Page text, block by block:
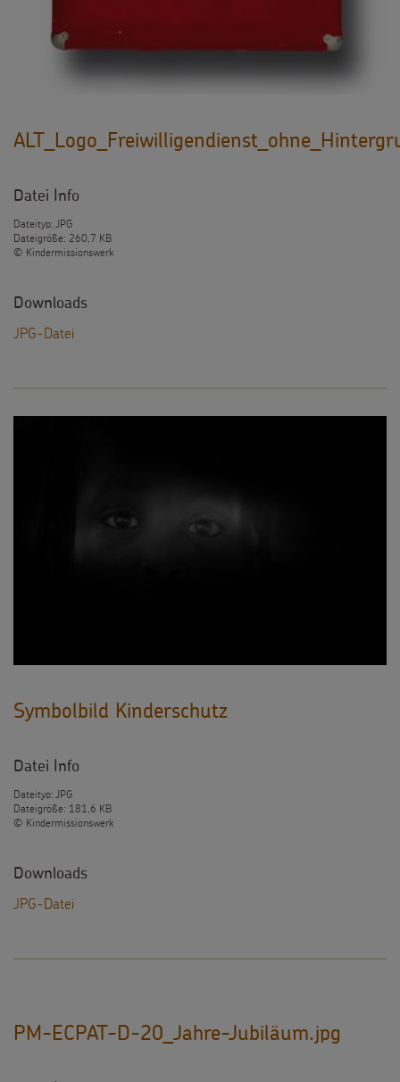
Datei Info
Dateityp: JPG
Dateigröße: 260,7 KB
© Kindermissionswerk
Downloads
JPG-Datei
Symbolbild Kinderschutz
Datei Info
Dateityp: JPG
Dateigröße: 181,6 KB
© Kindermissionswerk
Downloads
JPG-Datei
PM-ECPAT-D-20_Jahre-Jubiläum.jpg